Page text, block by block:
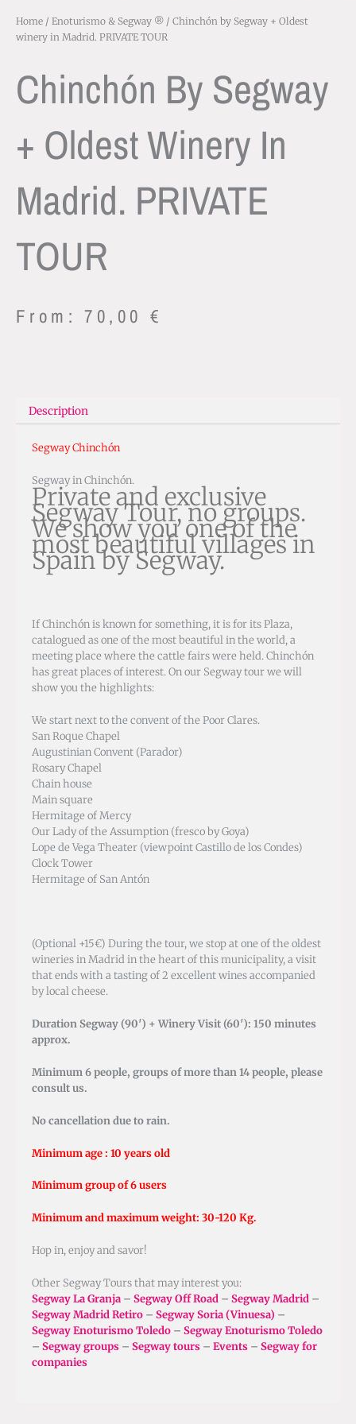
Home / Enoturismo & Segway ® / Chinchón by Segway + Oldest
winery in Madrid. PRIVATE TOUR
Chinchón By Segway
+ Oldest Winery In
Madrid. PRIVATE
TOUR
From:70,00 €
Description
Segway Chinchón
Segway in Chinchón.
Private and exclusive
Segway Tour, no groups.
We show you one of the
most beautiful villages in
Spain by Segway.
If Chinchón is known for something, it is for its Plaza,
catalogued as one of the most beautiful in the world, a
meeting place where the cattle fairs were held.Chinchón
has great places of interest.On our Segway tour we will
show you the highlights:
We start next to the convent of the Poor Clares.
San Roque Chapel
Augustinian Convent (Parador)
Rosary Chapel
Chain house
Main square
Hermitage of Mercy
Our Lady of the Assumption (fresco by Goya)
Lope de Vega Theater (viewpoint Castillo de los Condes)
Clock Tower
Hermitage of San Antón
(Optional +15€) During the tour, we stop at one of the oldest
wineries in Madrid in the heart of this municipality, a visit
that ends with a tasting of 2 excellent wines accompanied
by local cheese.
Duration Segway (90′) + Winery Visit (60′): 150 minutes
approx.
Minimum 6 people, groups of more than 14 people, please
consult us.
No cancellation due to rain.
Minimum age : 10 years old
Minimum group of 6 users
Minimum and maximum weight: 30-120 Kg.
Hop in, enjoy and savor!
Other Segway Tours that may interest you:
Segway La Granja – Segway Off Road – Segway Madrid –
Segway Madrid Retiro – Segway Soria (Vinuesa) –
Segway Enoturismo Toledo – SegwayEnoturismo Toledo
– Segway groups – Segway tours – Events – Segway for
companies